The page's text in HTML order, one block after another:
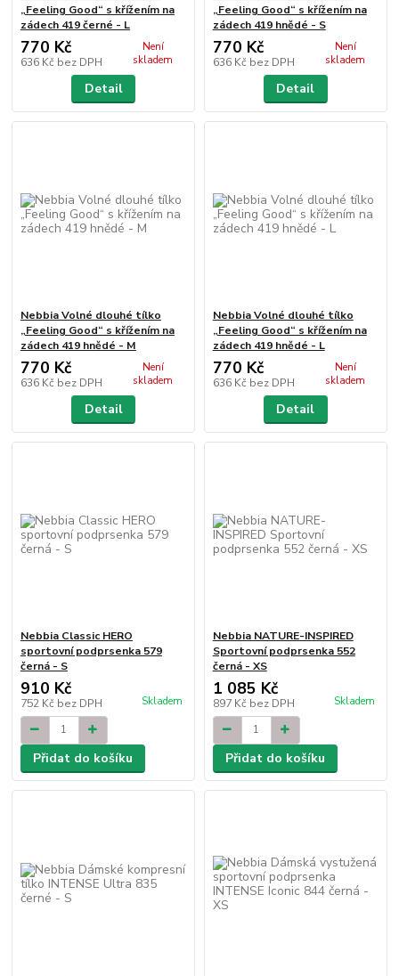
„Feeling Good“ s křížením na
zádech 419 černé - L
770 Kč
636 Kč bez DPH
Není
skladem
Detail
„Feeling Good“ s křížením na
zádech 419 hnědé - S
770 Kč
636 Kč bez DPH
Není
skladem
Detail
Nebbia Volné dlouhé tílko
„Feeling Good“ s křížením na
zádech 419 hnědé - M
770 Kč
636 Kč bez DPH
Není
skladem
Detail
Nebbia Volné dlouhé tílko
„Feeling Good“ s křížením na
zádech 419 hnědé - L
770 Kč
636 Kč bez DPH
Není
skladem
Detail
Nebbia Classic HERO
sportovní podprsenka 579
černá - S
910 Kč
752 Kč bez DPH Skladem
Přidat do košíku
Nebbia NATURE-INSPIRED
Sportovní podprsenka 552
černá - XS
1 085 Kč
897 Kč bez DPH Skladem
Přidat do košíku